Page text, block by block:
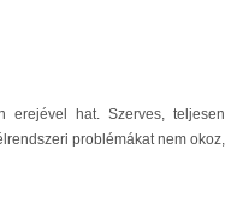
erejével hat. Szerves, teljesen
problémákat nem okoz,